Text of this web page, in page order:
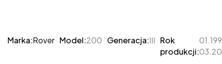
Marka:Rover Model:200 Generacja:III Rok
produkcji: